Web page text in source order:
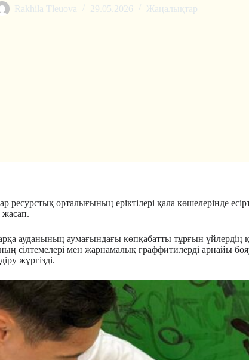
Rakhila Tleuova 29.05.2026 Жаңалықтар
ресурстық орталығының еріктілері қала көшелерінде
жасап.
ауданының аумағындағы көпқабатты тұрғын
сілтемелері мен жарнамалық граффитилерді
жүргізді.